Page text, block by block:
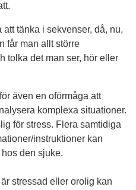
tänka i sekvenser, då, nu,
får man allt större
tolka det man ser, hör eller
även en oförmåga att
komplexa situationer.
för stress. Flera samtidiga
instruktioner kan
den sjuke.
stressad eller orolig kan